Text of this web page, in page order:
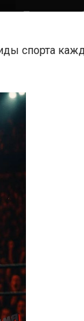
Прогноз на
Наталья
Роуз
Где
Прогноз
Арнольд
спорта